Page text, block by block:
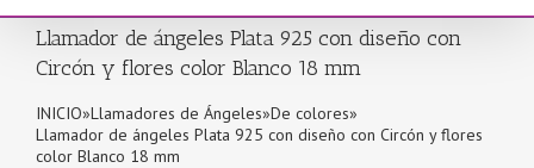
Llamador de ángeles Plata 925 con diseño con
Circón y flores color Blanco 18 mm
INICIO»Llamadores de Ángeles»De colores»
Llamador de ángeles Plata 925 con diseño con Circón y flores
color Blanco 18 mm